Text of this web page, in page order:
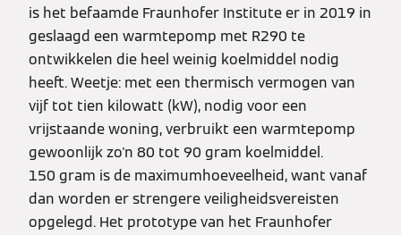
is het befaamde Fraunhofer Institute er in 2019 in
geslaagd een warmtepomp met R290 te
ontwikkelen die heel weinig koelmiddel nodig
heeft. Weetje: met een thermisch vermogen van
vijf tot tien kilowatt (kW), nodig voor een
vrijstaande woning, verbruikt een warmtepomp
gewoonlijk zo'n 80 tot 90 gram koelmiddel.
150 gram is de maximumhoeveelheid, want vanaf
dan worden er strengere veiligheidsvereisten
opgelegd. Het prototype van het Fraunhofer